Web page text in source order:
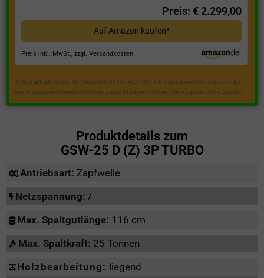
Preis: € 2.299,00
Auf Amazon kaufen*
Preis inkl. MwSt., zzgl. Versandkosten
Zuletzt aktualisiert am 18. Dezember 2023 um 21:50 . Ich weise darauf hin, dass sich die
hier angezeigten Preise inzwischen geändert haben können. Alle Angaben ohne Gewähr.
Produktdetails zum
GSW-25 D (Z) 3P TURBO
Antriebsart: Zapfwelle
Netzspannung: /
Max. Spaltgutlänge: 116 cm
Max. Spaltkraft: 25 Tonnen
Holzbearbeitung: liegend